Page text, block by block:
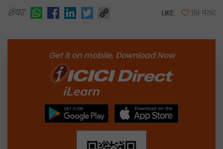
शेयर LIKE: 119 पसंद
Get it on mobile, Download Now